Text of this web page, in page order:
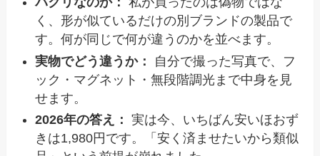
く、形が似ているだけの別ブランドの製品で
す。何が同じで何が違うのかを並べます。
実物でどう違うか：
自分で撮った写真で、フ
ック・マグネット・無段階調光まで中身を見
せます。
2026年の答え： 実は今、いちばん安いほおず
きは1,980円です。「安く済ませたいから類似